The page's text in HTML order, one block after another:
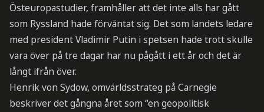
Östeuropastudier, framhåller att det inte alls har gått
som Ryssland hade förväntat sig. Det som landets ledare
med president Vladimir Putin i spetsen hade trott skulle
vara över på tre dagar har nu pågått i ett år och det är
långt ifrån över.
Henrik von Sydow, omvärldsstrateg på Carnegie
beskriver det gångna året som “en geopolitisk